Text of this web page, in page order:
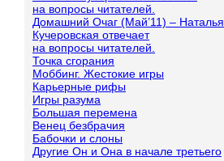
на вопросы читателей.
Домашний Очаг (Май’11) – Наталья
Кучеровская отвечает
на вопросы читателей.
Точка сгорания
Моббинг. Жестокие игры
Карьерные рифы
Игры разума
Большая перемена
Венец безбрачия
Бабочки и слоны
Другие Он и Она в начале третьего